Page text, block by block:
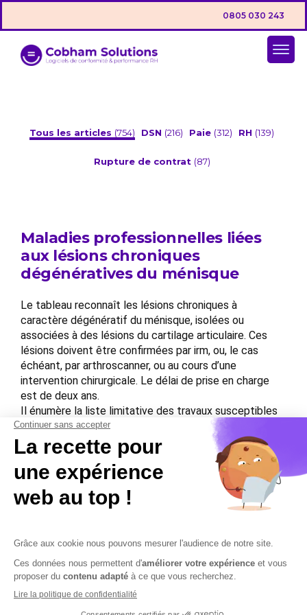
0805 030 243
Tous les articles (754) DSN (216) Paie (312) RH (139)
Rupture de contrat (87)
Maladies professionnelles liées
aux lésions chroniques
dégénératives du ménisque
Le tableau reconnaît les lésions chroniques à
caractère dégénératif du ménisque, isolées ou
associées à des lésions du cartilage articulaire. Ces
lésions doivent être confirmées par irm, ou, le cas
échéant, par arthroscanner, ou au cours d’une
intervention chirurgicale. Le délai de prise en charge
est de deux ans.
Il énumère la liste limitative des travaux susceptibles
de provoquer ces lésions. Sont visés les travaux
comportant des efforts ou des ports de charges
exécutés habituellement en position agenouillée ou
accroupie.
Download the PDF file .
Contactez-nous Mentions légales
Plan du site
Sécurisation des données
Conditions Générales de Vente et d’Utilisation